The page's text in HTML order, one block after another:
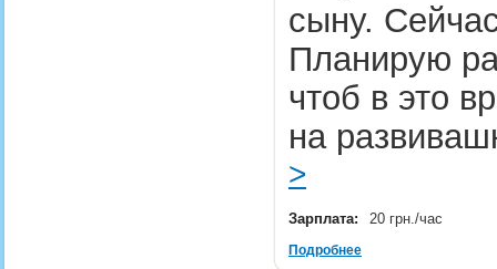
сыну.
Планирую
чтоб в это
на
>
Зарплата: 20 грн./час
Подробнее